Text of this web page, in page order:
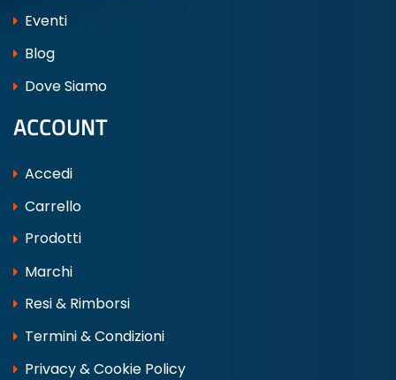
Eventi
Blog
Dove Siamo
ACCOUNT
Accedi
Carrello
Prodotti
Marchi
Resi & Rimborsi
Termini & Condizioni
Privacy & Cookie Policy